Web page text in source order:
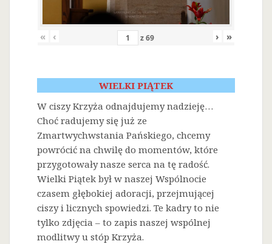
« ‹ z69 › »
WIELKI PIĄTEK
W ciszy Krzyża odnajdujemy nadzieję…
Choć radujemy się już ze
Zmartwychwstania Pańskiego, chcemy
powrócić na chwilę do momentów, które
przygotowały nasze serca na tę radość.
Wielki Piątek był w naszej Wspólnocie
czasem głębokiej adoracji, przejmującej
ciszy i licznych spowiedzi. Te kadry to nie
tylko zdjęcia – to zapis naszej wspólnej
modlitwy u stóp Krzyża.